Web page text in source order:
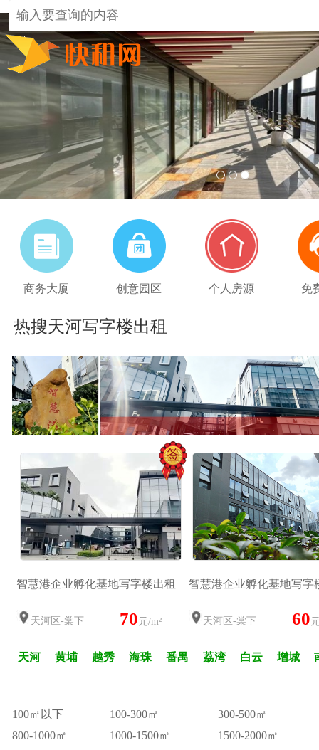
1 2 3
商务大厦 创意园区 个人房源 免
热搜天河写字楼出租
智慧港企业孵化基地写字楼出租
天河区-棠下 70元/m²
智慧港企业孵化基地写字
天河区-棠下 60
天河 黄埔 越秀 海珠 番禺 荔湾 白云 增城
100㎡以下 100-300㎡
300-500㎡
800-1000㎡
1000-1500㎡ 1500-2000㎡